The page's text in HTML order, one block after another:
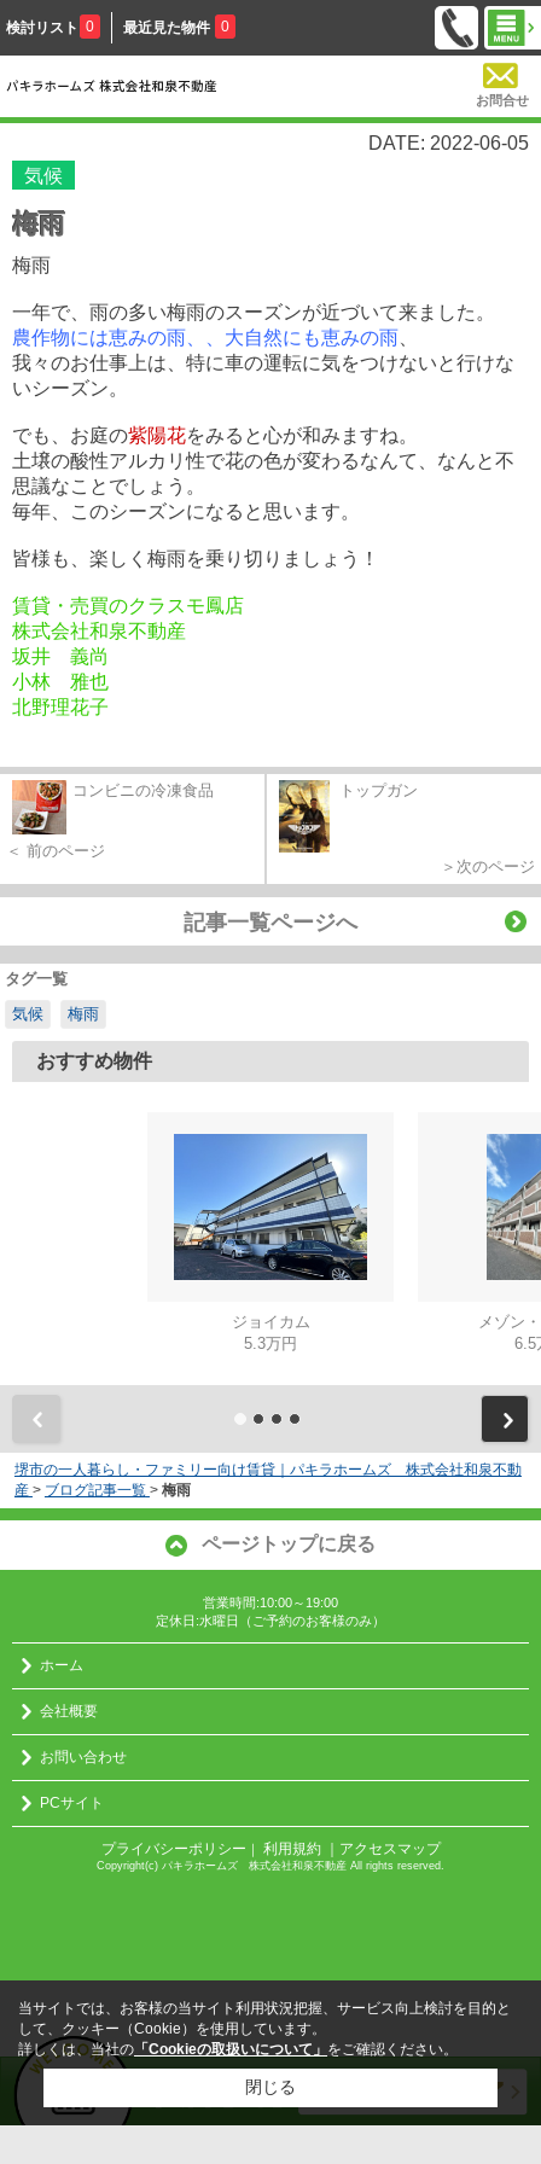
検討リスト 0 最近見た物件 0
お問合せ
DATE: 2022-06-05
気候
梅雨
梅雨
一年で、雨の多い梅雨のスーズンが近づいて来ました。
農作物には恵みの雨、、大自然にも恵みの雨
我々のお仕事上は、特に車の運転に気をつけないと行けな
いシーズン。
でも、お庭の紫陽花をみると心が和みますね。
土壌の酸性アルカリ性で花の色が変わるなんて、なんと不
思議なことでしょう。
毎年、このシーズンになると思います。
皆様も、楽しく梅雨を乗り切りましょう！
賃貸・売買のクラスモ鳳店
株式会社和泉不動産
坂井 義尚
小林 雅也
北野理花子
コンビニの冷凍食品
＜ 前のページ
トップガン
＞次のページ
記事一覧ページへ
タグ一覧
気候
梅雨
おすすめ物件
ジョイカム
5.3万円
メゾン
6.5
堺市の一人暮らし・ファミリー向け賃貸｜パキラホームズ 株式会社和泉不動
産 > ブログ記事一覧 > 梅雨
ページトップに戻る
営業時間:10:00～19:00
定休日:水曜日（ご予約のお客様のみ）
ホーム
会社概要
お問い合わせ
PCサイト
プライバシーポリシー ｜ 利用規約 ｜アクセスマップ
Copyright(c) パキラホームズ 株式会社和泉不動産 All rights reserved.
当サイトでは、お客様の当サイト利用状況把握、サービス向上検討を目的と
して、クッキー（Cookie）を使用しています。
詳しくは、当社の 「Cookieの取扱いについて」 をご確認ください。
閉じる